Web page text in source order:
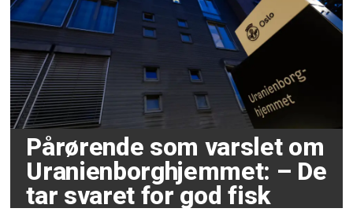
Pårørende som varslet om
Uranienborghjemmet: – De
tar svaret for god fisk